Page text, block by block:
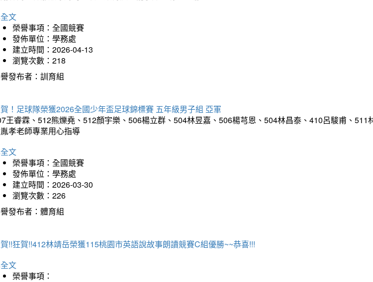
文
榮譽事項：全國競賽
發佈單位：學務處
建立時間：2026-04-13
瀏覽次數：218
發布者：訓育組
！足球隊榮獲2026全國少年盃足球錦標賽 五年級男子組 亞軍
王睿霖、512熊爍堯、512顏宇樂、506楊立群、504林昱嘉、506楊芎恩、504林昌泰、410呂駿甫、
孝老師專業用心指導
文
榮譽事項：全國競賽
發佈單位：學務處
建立時間：2026-03-30
瀏覽次數：226
發布者：體育組
!!狂賀!!412林靖岳榮獲115桃園市英語說故事朗讀競賽C組優勝~~恭喜!!!
文
榮譽事項：